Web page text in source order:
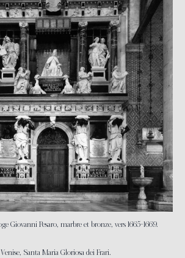
Giovanni Pesaro, marbre et bronze, vers 1665-1669.
Venise, Santa Maria Gloriosa dei Frari.